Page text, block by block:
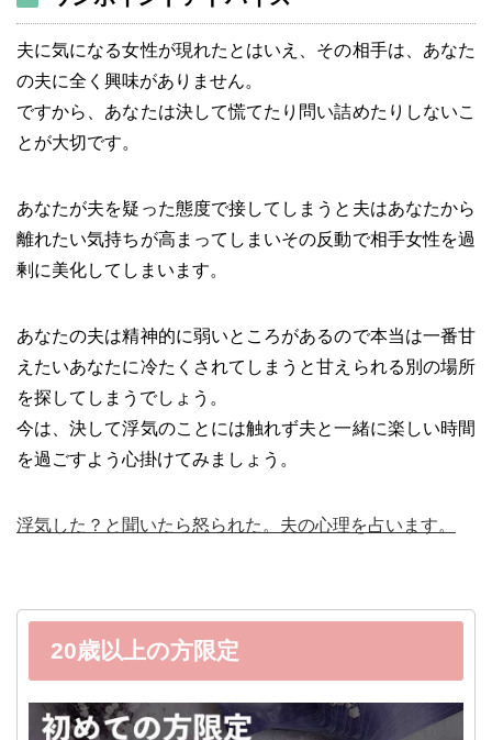
夫に気になる女性が現れたとはいえ、その相手は、あなた
の夫に全く興味がありません。
ですから、あなたは決して慌てたり問い詰めたりしないこ
とが大切です。
あなたが夫を疑った態度で接してしまうと夫はあなたから
離れたい気持ちが高まってしまいその反動で相手女性を過
剰に美化してしまいます。
あなたの夫は精神的に弱いところがあるので本当は一番甘
えたいあなたに冷たくされてしまうと甘えられる別の場所
を探してしまうでしょう。
今は、決して浮気のことには触れず夫と一緒に楽しい時間
を過ごすよう心掛けてみましょう。
浮気した？と聞いたら怒られた。夫の心理を占います。
20歳以上の方限定